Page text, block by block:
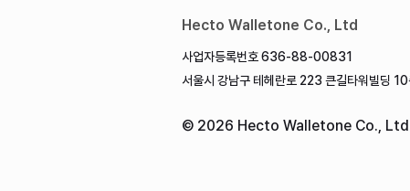
Hecto Walletone Co., Ltd
사업자등록번호 636-88-00831
서울시 강남구 테헤란로 223 큰길타워빌딩 10
© 2026 Hecto Walletone Co.,